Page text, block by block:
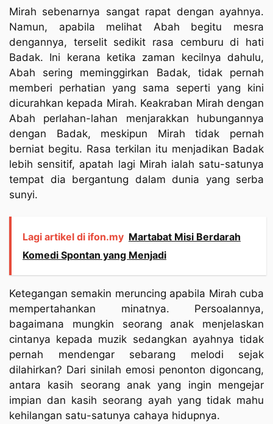
Mirah sebenarnya sangat rapat dengan ayahnya.
Namun, apabila melihat Abah begitu mesra
dengannya, terselit sedikit rasa cemburu di hati
Badak. Ini kerana ketika zaman kecilnya dahulu,
Abah sering meminggirkan Badak, tidak pernah
memberi perhatian yang sama seperti yang kini
dicurahkan kepada Mirah. Keakraban Mirah dengan
Abah perlahan-lahan menjarakkan hubungannya
dengan Badak, meskipun Mirah tidak pernah
berniat begitu. Rasa terkilan itu menjadikan Badak
lebih sensitif, apatah lagi Mirah ialah satu-satunya
tempat dia bergantung dalam dunia yang serba
sunyi.
Lagi artikel di ifon.my Martabat Misi Berdarah
Komedi Spontan yang Menjadi
Ketegangan semakin meruncing apabila Mirah cuba
mempertahankan minatnya. Persoalannya,
bagaimana mungkin seorang anak menjelaskan
cintanya kepada muzik sedangkan ayahnya tidak
pernah mendengar sebarang melodi sejak
dilahirkan? Dari sinilah emosi penonton digoncang,
antara kasih seorang anak yang ingin mengejar
impian dan kasih seorang ayah yang tidak mahu
kehilangan satu-satunya cahaya hidupnya.